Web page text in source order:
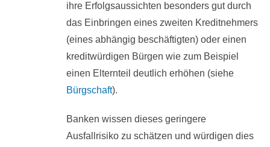
ihre Erfolgsaussichten besonders gut durch
das Einbringen eines zweiten Kreditnehmers
(eines abhängig beschäftigten) oder einen
kreditwürdigen Bürgen wie zum Beispiel
einen Elternteil deutlich erhöhen (siehe
Bürgschaft).
Banken wissen dieses geringere
Ausfallrisiko zu schätzen und würdigen dies